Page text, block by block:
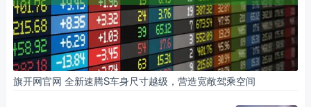
旗开网官网 全新速腾S车身尺寸越级，营造宽敞驾乘空间